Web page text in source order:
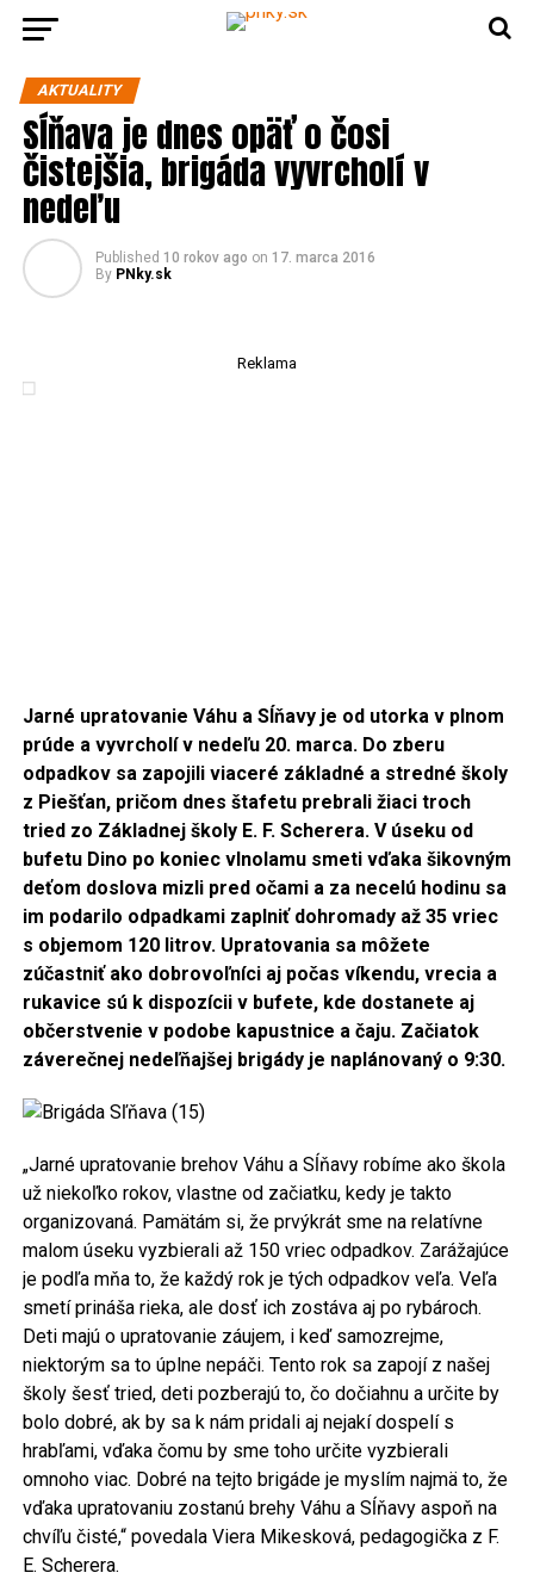
AKTUALITY
Sĺňava je dnes opäť o čosi
čistejšia, brigáda vyvrcholí v
nedeľu
Published 10 rokov ago on 17. marca 2016
By PNky.sk
Reklama
Jarné upratovanie Váhu a Sĺňavy je od utorka v plnom
prúde a vyvrcholí v nedeľu 20. marca. Do zberu
odpadkov sa zapojili viaceré základné a stredné školy
z Piešťan, pričom dnes štafetu prebrali žiaci troch
tried zo Základnej školy E. F. Scherera. V úseku od
bufetu Dino po koniec vlnolamu smeti vďaka šikovným
deťom doslova mizli pred očami a za necelú hodinu sa
im podarilo odpadkami zaplniť dohromady až 35 vriec
s objemom 120 litrov. Upratovania sa môžete
zúčastniť ako dobrovoľníci aj počas víkendu, vrecia a
rukavice sú k dispozícii v bufete, kde dostanete aj
občerstvenie v podobe kapustnice a čaju. Začiatok
záverečnej nedeľňajšej brigády je naplánovaný o 9:30.
„Jarné upratovanie brehov Váhu a Sĺňavy robíme ako škola
už niekoľko rokov, vlastne od začiatku, kedy je takto
organizovaná. Pamätám si, že prvýkrát sme na relatívne
malom úseku vyzbierali až 150 vriec odpadkov. Zarážajúce
je podľa mňa to, že každý rok je tých odpadkov veľa. Veľa
smetí prináša rieka, ale dosť ich zostáva aj po rybároch.
Deti majú o upratovanie záujem, i keď samozrejme,
niektorým sa to úplne nepáči. Tento rok sa zapojí z našej
školy šesť tried, deti pozberajú to, čo dočiahnu a určite by
bolo dobré, ak by sa k nám pridali aj nejakí dospelí s
hrabľami, vďaka čomu by sme toho určite vyzbierali
omnoho viac. Dobré na tejto brigáde je myslím najmä to, že
vďaka upratovaniu zostanú brehy Váhu a Sĺňavy aspoň na
chvíľu čisté,“ povedala Viera Mikesková, pedagogička z F.
E. Scherera.